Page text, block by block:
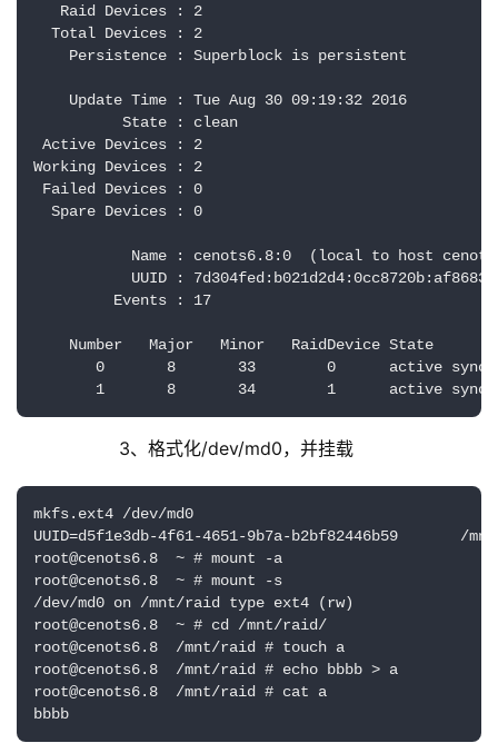
Raid Devices : 2
Total Devices : 2
Persistence : Superblock is persistent
Update Time : Tue Aug 30 09:19:32 2016
State : clean
Active Devices : 2
Working Devices : 2
Failed Devices : 0
Spare Devices : 0
Name : cenots6.8:0  (local to host
UUID :
Events : 17
Number   Major   Minor   RaidDevice State
0       8       33        0      active sync
1       8       34        1      active sync
3、格式化/dev/md0，并挂载
mkfs.ext4 /dev/md0
UUID=d5f1e3db-4f61-4651-9b7a-b2bf82446b59       /
root@cenots6.8  ~ # mount -a
root@cenots6.8  ~ # mount -s
/dev/md0 on /mnt/raid type ext4 (rw)
root@cenots6.8  ~ # cd /mnt/raid/
root@cenots6.8  /mnt/raid # touch a
root@cenots6.8  /mnt/raid # echo bbbb > a
root@cenots6.8  /mnt/raid # cat a
bbbb